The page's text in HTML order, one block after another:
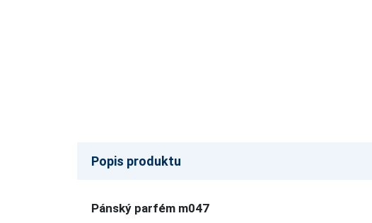
Popis produktu
Pánský parfém m047